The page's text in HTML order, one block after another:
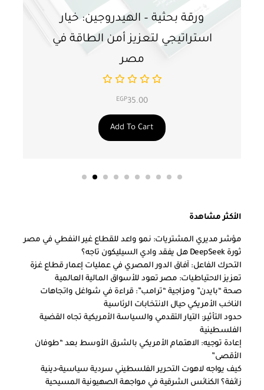
ورقة بحثية – الهيدروجين: خيار
استراتيجي لتعزيز أمن الطاقة في
مصر
EGP35.00
Add To Cart
الأكثر مشاهدة
مؤشر مديري المشتريات: نمو واعد للقطاع غير النفطي في مصر
ثورة DeepSeek هل يفقد وادي السيليكون تاجه؟
التحرك الفاعل: آفاق الدور المصري في عمليات إعمار قطاع غزة
تعزيز الاحتياطيات: مصر تعود للأسواق المالية العالمية
صحة “بايدن” ومزاجية “ترامب”: قراءة في شواغل واتجاهات
الناخب الأمريكي حيال الانتخابات الرئاسية
حدود التأثير: التيار التقدمي والسياسة الأمريكية تجاه القضية
الفلسطينية
إعادة توجيه: الاهتمام الأمريكي بالشرق الأوسط بعد “طوفان
الأقصى”
كيف يواجه لاهوت التحرير الفلسطيني سردية سياسية-دينية
زائفة؟ الكنائس الشرقية في مواجهة الصهيونية المسيحية